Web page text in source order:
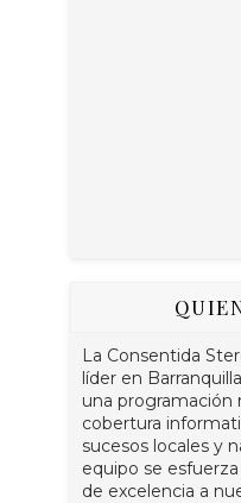
La Consentida
líder en
una programación
cobertura
sucesos locales y
equipo se
de excelencia a